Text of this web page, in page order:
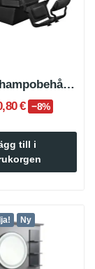
KING Schampobehållare Barbershop Svart
€ −8%
till i
Ny